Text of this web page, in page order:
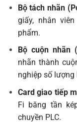
Bộ tách nhãn
giấy, nhân
phẩm.
Bộ cuộn nhãn
nhãn thành
nghiệp số lượng
Card giao tiếp
Fi băng tần
chuyền PLC.